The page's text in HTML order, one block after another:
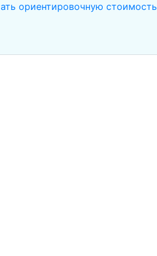
ориентировочную стоимость